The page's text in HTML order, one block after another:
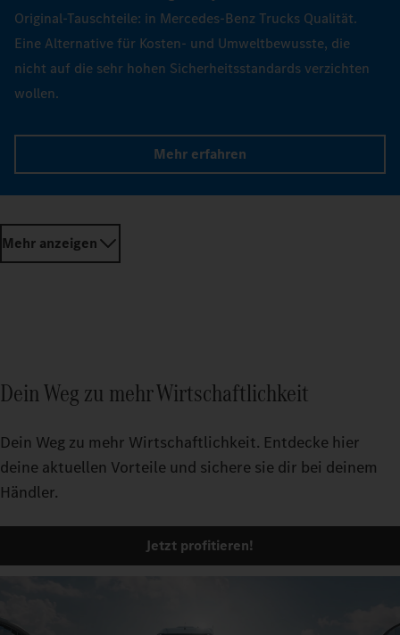
Finde deinen passenden Begleiter – funktional, bequem
und alltagstauglich.
Original-Tauschteile: in Mercedes-Benz Trucks Qualität.
Eine Alternative für Kosten- und Umweltbewusste, die
Mehr anzeigen
Dein Weg zu mehr Wirtschaftlichkeit